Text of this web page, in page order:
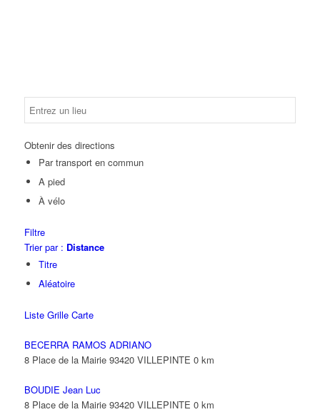
Obtenir des directions
Par transport en commun
A pied
À vélo
Filtre
Trier par : Distance
Titre
Aléatoire
Liste Grille Carte
BECERRA RAMOS ADRIANO
8 Place de la Mairie 93420 VILLEPINTE 0 km
BOUDIE Jean Luc
8 Place de la Mairie 93420 VILLEPINTE 0 km